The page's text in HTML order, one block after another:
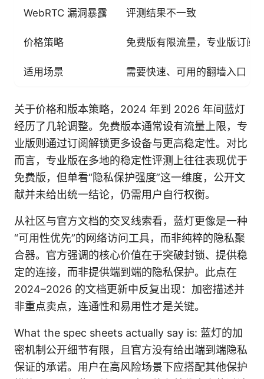
WebRTC 漏洞暴露 评测结果不一致
价格策略 免费版有限流量，专业版订阅
适用场景 需要快速、可用的翻墙入口
关于价格和版本策略，2024 年到 2026 年间蓝灯
经历了几轮调整。免费版本通常设有流量上限，专
业版则通过订阅解锁更多设备与更高稳定性。对比
而言，专业版在多地的稳定性评测上往往表现优于
免费版，但单看“隐私保护强度”这一维度，公开文
献并未给出统一结论，仍需用户自行权衡。
从社区与官方文档的交叉线索看，蓝灯更像是一种
“可用性优先”的网络访问工具，而非纯粹的隐私聚
合器。官方强调的核心价值在于突破封锁、提供稳
定的连接，而非提供端到端的隐私保护。此点在
2024–2026 的文档更新中反复出现：加密描述并
非重点卖点，连通性和易用性才是关键。
What the spec sheets actually say is: 蓝灯的加
密机制公开细节有限，且官方没有给出端到端隐私
保证的承诺。用户在高风险场景下应搭配其他保护